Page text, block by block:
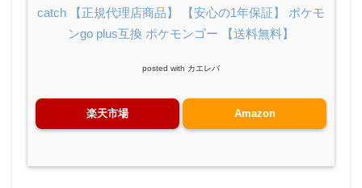
catch 【正規代理店商品】 【安心の1年保証】 ポケモ
ンgo plus互換 ポケモンゴー 【送料無料】
posted with カエレバ
楽天市場 Amazon